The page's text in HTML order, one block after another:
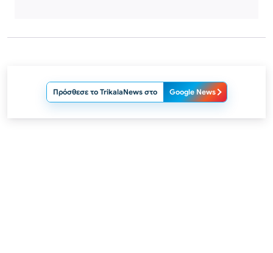
Πρόσθεσε το TrikalaNews στο Google News